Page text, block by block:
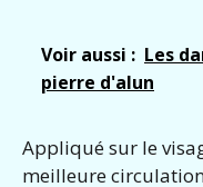
Voir aussi : Les
pierre d'alun
Appliqué sur le
meilleure